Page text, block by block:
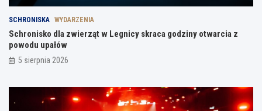
SCHRONISKA WYDARZENIA
Schronisko dla zwierząt w Legnicy skraca godziny otwarcia z
powodu upałów
5 sierpnia 2026